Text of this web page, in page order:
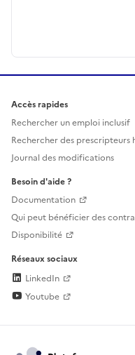
Accès rapides
Rechercher un emploi inclusif
Rechercher des prescripteurs
Journal des modifications
Besoin d'aide ?
Documentation
Qui peut bénéficier des
Disponibilité
Réseaux sociaux
LinkedIn
Youtube